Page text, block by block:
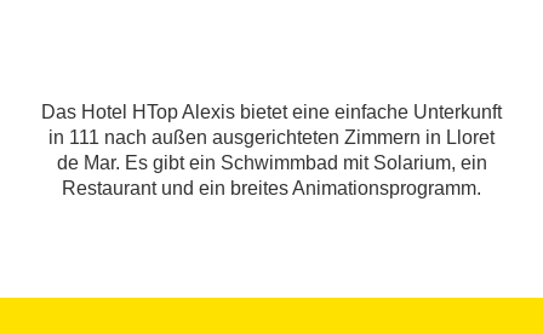
Das Hotel HTop Alexis bietet eine einfache Unterkunft
in 111 nach außen ausgerichteten Zimmern in Lloret
de Mar. Es gibt ein Schwimmbad mit Solarium, ein
Restaurant und ein breites Animationsprogramm.